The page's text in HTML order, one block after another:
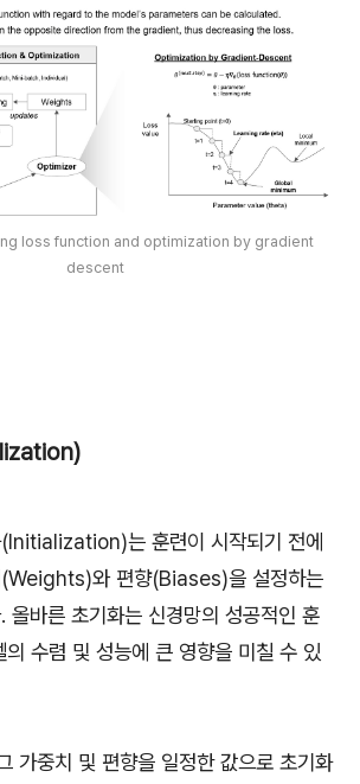
loss function and optimization by gradient
descent
(Initialization)는 훈련이 시작되기 전에
(Weights)와 편향(Biases)을 설정하는
올바른 초기화는 신경망의 성공적인 훈
의 수렴 및 성능에 큰 영향을 미칠 수 있
가중치 및 편향을 일정한 값으로 초기화